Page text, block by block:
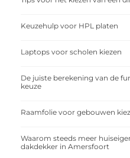
Keuzehulp voor HPL platen
Laptops voor scholen kiezen
De juiste berekening van de
keuze
Raamfolie voor gebouwen
Waarom steeds meer
dakdekker in Amersfoort